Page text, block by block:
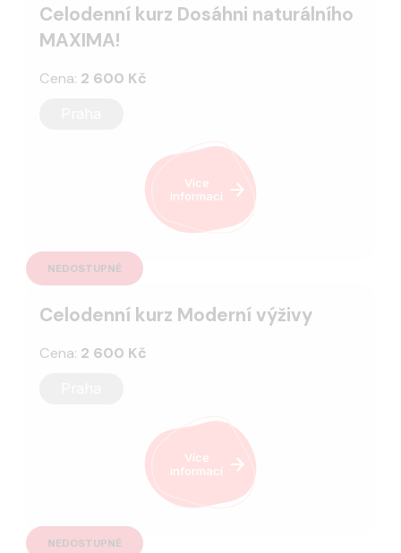
Celodenní kurz Dosáhni naturálního
MAXIMA!
Cena: 2 600 Kč
Více
informací
NEDOSTUPNÉ
Celodenní kurz Moderní výživy
Cena: 2 600 Kč
Více
informací
NEDOSTUPNÉ